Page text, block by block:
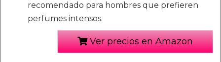
recomendado para hombres que prefieren
perfumes intensos.
Ver precios en Amazon